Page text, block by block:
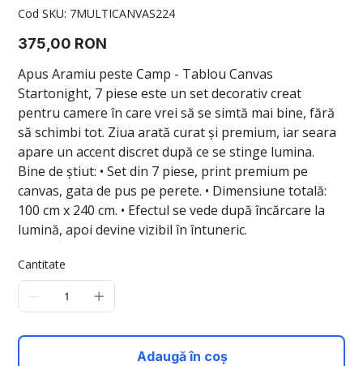
Cod SKU: Cod
SKU
7MULTICANVAS224
Preț
375,00 RON
Apus Aramiu peste Camp - Tablou Canvas
Startonight, 7 piese este un set decorativ creat
pentru camere în care vrei să se simtă mai bine, fără
să schimbi tot. Ziua arată curat și premium, iar seara
apare un accent discret după ce se stinge lumina.
Bine de știut: • Set din 7 piese, print premium pe
canvas, gata de pus pe perete. • Dimensiune totală:
100 cm x 240 cm. • Efectul se vede după încărcare la
lumină, apoi devine vizibil în întuneric.
Cantitate
Adaugă în coș